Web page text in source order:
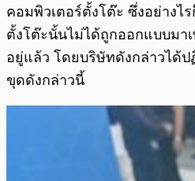
คอมพิวเตอร์ตั้งโต๊ะ ซึ่งอย่างไ
ตั้งโต๊ะนั้นไม่ได้ถูกออกแบบมา
อยู่แล้ว โดยบริษัทดังกล่าวได้ป
ขุดดังกล่าวนี้